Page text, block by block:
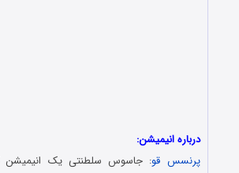
درباره انیمیشن:
پرنسس قو: جاسوس سلطنتی یک انیمیشن